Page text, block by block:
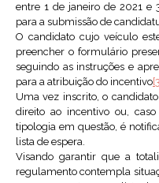
entre 1 de janeiro de 2021
para a submissão de
O candidato cujo veículo
preencher o formulário
seguindo as instruções e
para a atribuição do incentivo
Uma vez inscrito, o
direito ao incentivo ou,
tipologia em questão, é
lista de espera.
Visando garantir que a
regulamento contempla